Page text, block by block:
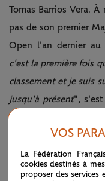
Tomas Barrios Vera.
pas de son premier
Open l'an dernier au
c'est la première fois
classement et je suis
jusqu'à présent", s'est
peu celui de son
VOS
La Fédération
cookies destinés à
proposer des services